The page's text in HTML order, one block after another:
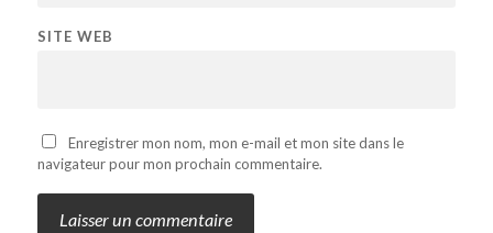
SITE WEB
Enregistrer mon nom, mon e-mail et mon site dans le
navigateur pour mon prochain commentaire.